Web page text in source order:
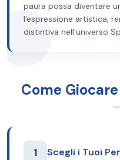
paura possa diventare
l'espressione artistica,
distintiva nell'universo
Come
1 Scegli i Tuoi